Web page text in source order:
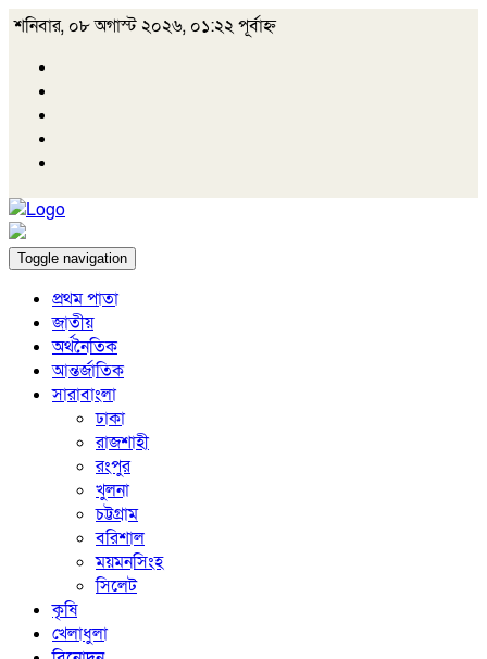
শনিবার, ০৮ অগাস্ট ২০২৬, ০১:২২ পূর্বাহ্ন
Toggle navigation
প্রথম পাতা
জাতীয়
অর্থনৈতিক
আন্তর্জাতিক
সারাবাংলা
ঢাকা
রাজশাহী
রংপুর
খুলনা
চট্টগ্রাম
বরিশাল
ময়মনসিংহ
সিলেট
কৃষি
খেলাধুলা